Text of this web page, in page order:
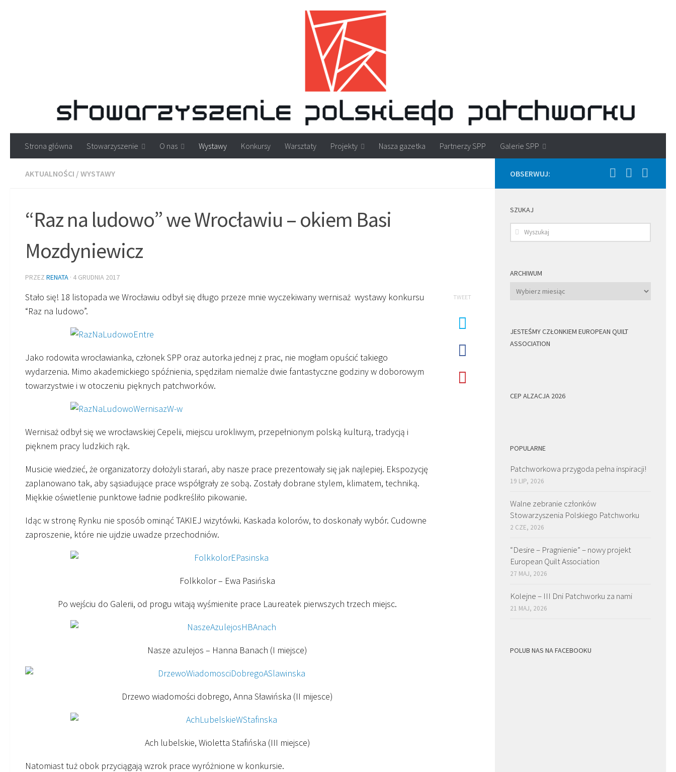
Strona główna Stowarzyszenie O nas Wystawy Konkursy Warsztaty Projekty Nasza gazetka Partnerzy SPP Galerie SPP
AKTUALNOŚCI / WYSTAWY
“Raz na ludowo” we Wrocławiu – okiem Basi
Mozdyniewicz
PRZEZ RENATA · 4 GRUDNIA 2017
Stało się! 18 listopada we Wrocławiu odbył się długo przeze mnie wyczekiwany wernisaż wystawy konkursu
“Raz na ludowo”.
Jako rodowita wrocławianka, członek SPP oraz autorka jednej z prac, nie mogłam opuścić takiego
wydarzenia. Mimo akademickiego spóźnienia, spędziłam niemalże dwie fantastyczne godziny w doborowym
towarzystwie i w otoczeniu pięknych patchworków.
Wernisaż odbył się we wrocławskiej Cepelii, miejscu urokliwym, przepełnionym polską kulturą, tradycją i
pięknem pracy ludzkich rąk.
Musicie wiedzieć, że organizatorzy dołożyli starań, aby nasze prace prezentowały się jak najlepiej. Ekspozycję
zaplanowano tak, aby sąsiadujące prace współgrały ze sobą. Zostały dobrane stylem, klimatem, techniką.
Miękkie oświetlenie punktowe ładnie podkreśliło pikowanie.
Idąc w stronę Rynku nie sposób ominąć TAKIEJ wizytówki. Kaskada kolorów, to doskonały wybór. Cudowne
zaproszenie, które nie ujdzie uwadze przechodniów.
Folkkolor – Ewa Pasińska
Po wejściu do Galerii, od progu witają wyśmienite prace Laureatek pierwszych trzech miejsc.
Nasze azulejos – Hanna Banach (I miejsce)
Drzewo wiadomości dobrego, Anna Sławińska (II mijesce)
Ach lubelskie, Wioletta Stafińska (III miejsce)
Natomiast tuż obok przyciągają wzrok prace wyróżnione w konkursie.
TWEET
OBSERWUJ:
SZUKAJ
ARCHIWUM
Archiwum
JESTEŚMY CZŁONKIEM EUROPEAN QUILT
ASSOCIATION
CEP ALZACJA 2026
POPULARNE
Patchworkowa przygoda pełna inspiracji!
19 LIP, 2026
Walne zebranie członków
Stowarzyszenia Polskiego Patchworku
2 CZE, 2026
“Desire – Pragnienie” – nowy projekt
European Quilt Association
27 MAJ, 2026
Kolejne – III Dni Patchworku za nami
21 MAJ, 2026
POLUB NAS NA FACEBOOKU